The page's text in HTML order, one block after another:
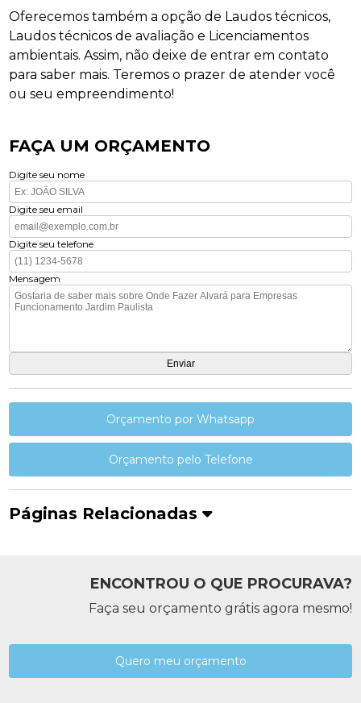
Oferecemos também a opção de Laudos técnicos,
Laudos técnicos de avaliação e Licenciamentos
ambientais. Assim, não deixe de entrar em contato
para saber mais. Teremos o prazer de atender você
ou seu empreendimento!
FAÇA UM ORÇAMENTO
Digite seu nome
Digite seu email
Digite seu telefone
Mensagem
Orçamento por Whatsapp
Orçamento pelo Telefone
Páginas Relacionadas
ENCONTROU O QUE PROCURAVA?
Faça seu orçamento grátis agora mesmo!
Quero meu orçamento